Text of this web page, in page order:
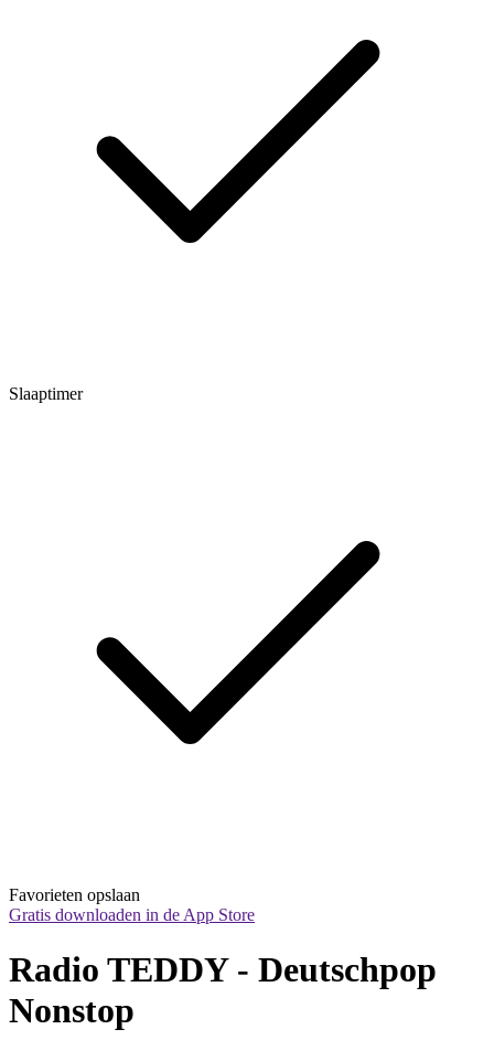
Slaaptimer
Favorieten opslaan
Gratis downloaden in de App Store
Radio TEDDY - Deutschpop
Nonstop